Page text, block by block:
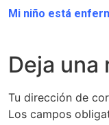
Mi niño está
Deja una
Tu dirección de
Los campos